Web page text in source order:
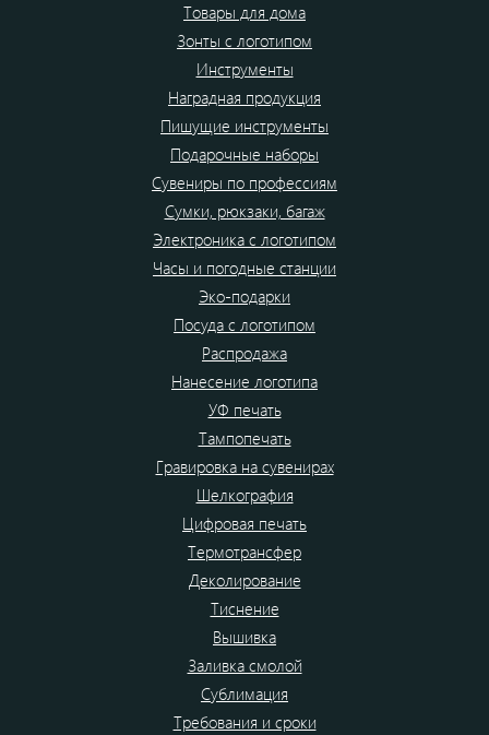
Товары для дома
Зонты с логотипом
Инструменты
Наградная продукция
Пишущие инструменты
Подарочные наборы
Сувениры по профессиям
Сумки, рюкзаки, багаж
Электроника с логотипом
Часы и погодные станции
Эко-подарки
Посуда с логотипом
Распродажа
Нанесение логотипа
УФ печать
Тампопечать
Гравировка на сувенирах
Шелкография
Цифровая печать
Термотрансфер
Деколирование
Тиснение
Вышивка
Заливка смолой
Сублимация
Требования и сроки